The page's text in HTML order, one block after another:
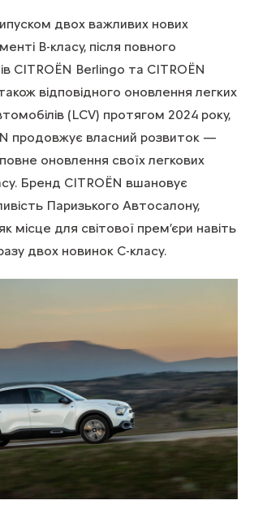
двох важливих нових
B-класу, після повного
CITROЁN Berlingo та CITROЁN
відповідного оновлення легких
(LCV) протягом 2024 року,
продовжує власний розвиток —
оновлення своїх легкових
Бренд CITROЁN вшановує
Паризького Автосалону,
місце для світової прем’єри навіть
двох новинок С-класу.